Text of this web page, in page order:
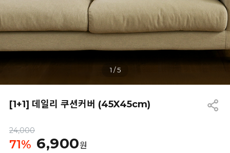
1 /5
[1+1] 데일리 쿠션커버 (45X45cm)
24,000
71% 6,900원